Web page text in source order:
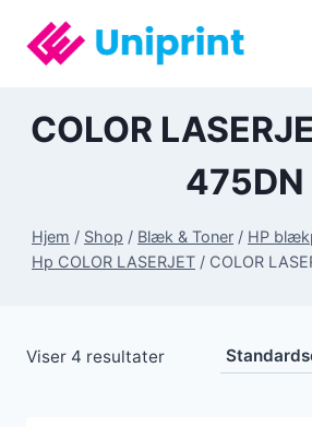
indhold
COLOR
475DN
Hjem / Shop / Blæk & Toner / HP
Hp COLOR LASERJET / COLOR
Viser 4 resultater